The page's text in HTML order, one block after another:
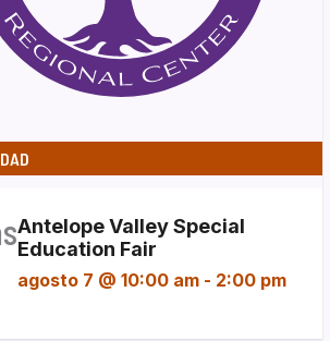
Antelope Valley Special
Education Fair
agosto 7 @ 10:00 am - 2:00 pm